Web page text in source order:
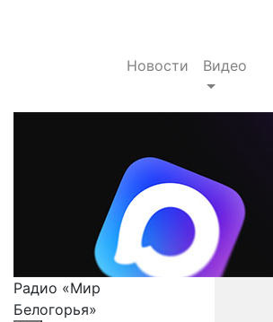
Новости Видео
Радио «Мир
Белогорья»